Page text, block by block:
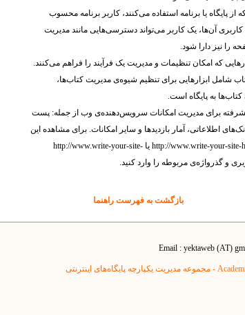
از پایگاه یا برنامه استفاده می‌کنند، کاربر برنامه محسوب
آن‌ها، یک کاربر می‌تواند دسترسی‌هایی مانند مدیریت
را نیز دارا شود.
که امکان تنظیمات و مدیریت یک فرآیند را فراهم می‌کنند.
شامل ابزارهایی برای تنظیم شیوه‌ی مدیریت کتاب‌ها،
به پایگاه است.
برای مدیریت امکانات سرویس‌دهنده‌ی وب از جمله: پست
اطلاعاتی، آمار بازدید‌ها و سایر امکانات. برای مشاهده این
ابزار به نشانی http://www.write-your-site-here.com/cpanel یا http://www.write-your-site-
بازگشت به فهرست راهنما
Email : yektaweb (AT)